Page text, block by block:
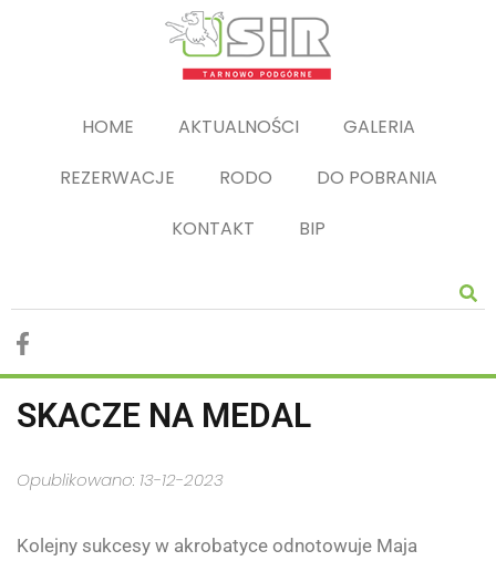
HOME AKTUALNOŚCI
GALERIA
REZERWACJE
RODO
DO POBRANIA
KONTAKT
BIP
SKACZE NA MEDAL
Opublikowano: 13-12-2023
Kolejny sukcesy w akrobatyce odnotowuje Maja